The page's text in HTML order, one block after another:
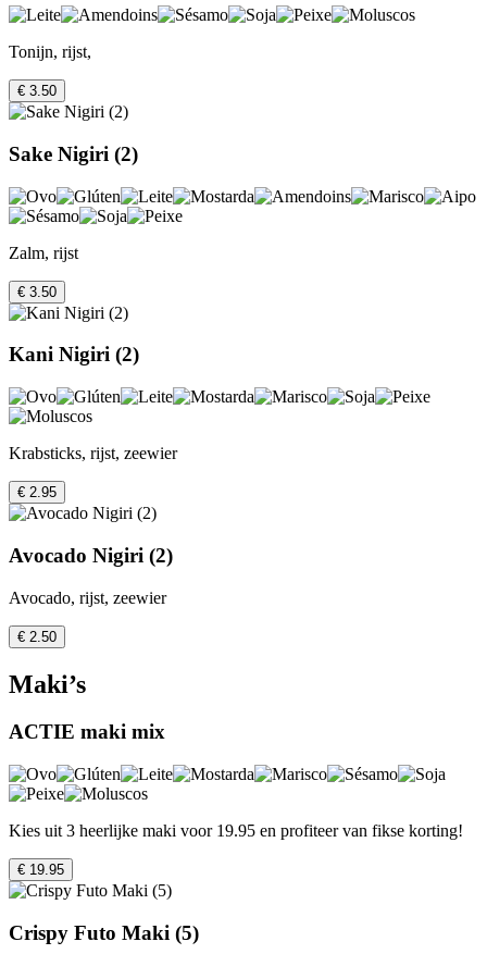
Tonijn, rijst,
€ 3.50
Sake Nigiri (2)
Zalm, rijst
€ 3.50
Kani Nigiri (2)
Krabsticks, rijst, zeewier
€ 2.95
Avocado Nigiri (2)
Avocado, rijst, zeewier
€ 2.50
Maki’s
ACTIE maki mix
Kies uit 3 heerlijke maki voor 19.95 en profiteer van fikse korting!
€ 19.95
Crispy Futo Maki (5)